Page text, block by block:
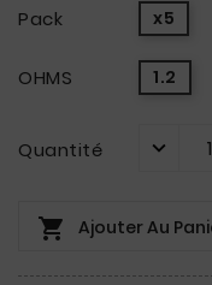
Pack x5
OHMS 1.2
Quantité
 Ajouter Au